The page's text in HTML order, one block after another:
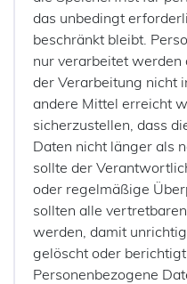
das unbedingt
beschränkt bleibt.
nur verarbeitet
der Verarbeitung nicht
andere Mittel erreicht
sicherzustellen, dass
Daten nicht länger als
sollte der
oder regelmäßige
sollten alle
werden, damit
gelöscht oder
Personenbezogene